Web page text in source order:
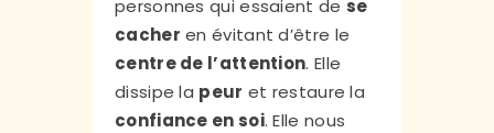
personnes qui essaient de se
cacher en évitant d’être le
centre de l’attention. Elle
dissipe la peur et restaure la
confiance en soi. Elle nous